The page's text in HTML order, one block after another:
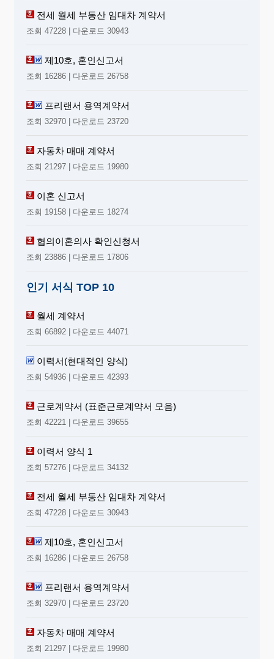
전세 월세 부동산 임대차 계약서
조회 47228 | 다운로드 30943
제10호, 혼인신고서
조회 16286 | 다운로드 26758
프리랜서 용역계약서
조회 32970 | 다운로드 23720
자동차 매매 계약서
조회 21297 | 다운로드 19980
이혼 신고서
조회 19158 | 다운로드 18274
협의이혼의사 확인신청서
조회 23886 | 다운로드 17806
인기 서식 TOP 10
월세 계약서
조회 66892 | 다운로드 44071
이력서(현대적인 양식)
조회 54936 | 다운로드 42393
근로계약서 (표준근로계약서 모음)
조회 42221 | 다운로드 39655
이력서 양식 1
조회 57276 | 다운로드 34132
전세 월세 부동산 임대차 계약서
조회 47228 | 다운로드 30943
제10호, 혼인신고서
조회 16286 | 다운로드 26758
프리랜서 용역계약서
조회 32970 | 다운로드 23720
자동차 매매 계약서
조회 21297 | 다운로드 19980